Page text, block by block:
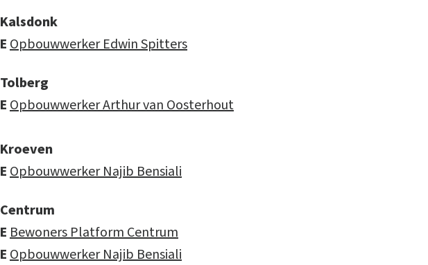
Kalsdonk
EOpbouwwerker Edwin Spitters
Tolberg
EOpbouwwerker Arthur van Oosterhout
Kroeven
EOpbouwwerker Najib Bensiali
Centrum
EBewoners Platform Centrum
EOpbouwwerker Najib Bensiali